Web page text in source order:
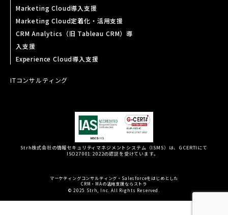
Marketing Cloud導入支援
Marketing Cloud定着化・活用支援
CRM Analytics（旧 Tableau CRM）導
入支援
Experience Cloud導入支援
ITコンサルティング
Strh株式会社の情報セキュリティマネジメントシステム（ISMS）は、GCERTIにて
ISO27001:2022の認証を受けています。
マーケティングコンサルティング・Salesforceをはじめとした
CRM・MAの活用支援ならストラ
© 2025 Strh, Inc. All Rights Reserved.